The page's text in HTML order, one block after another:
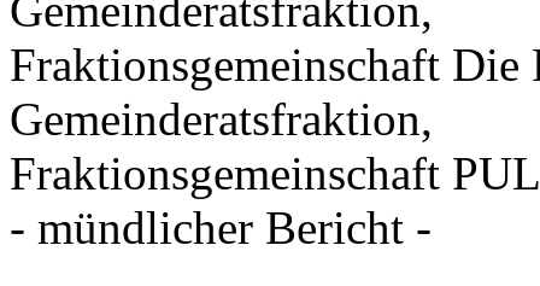
Fraktionsgemeinschaft
Gemeinderatsfraktion,
Fraktionsgemeinschaft
- mündlicher Bericht -